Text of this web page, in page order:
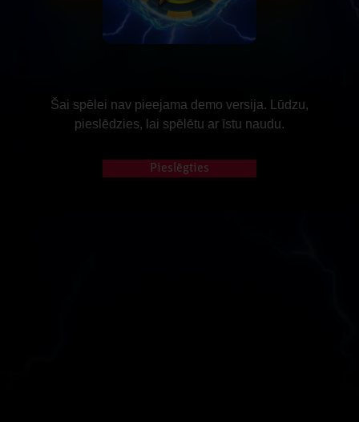
Šai spēlei nav pieejama demo versija. Lūdzu,
pieslēdzies, lai spēlētu ar īstu naudu.
Pieslēgties